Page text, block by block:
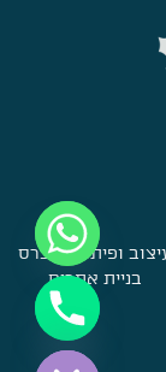
ופיתוח:סברס
בניית אתרים
Hide chaty